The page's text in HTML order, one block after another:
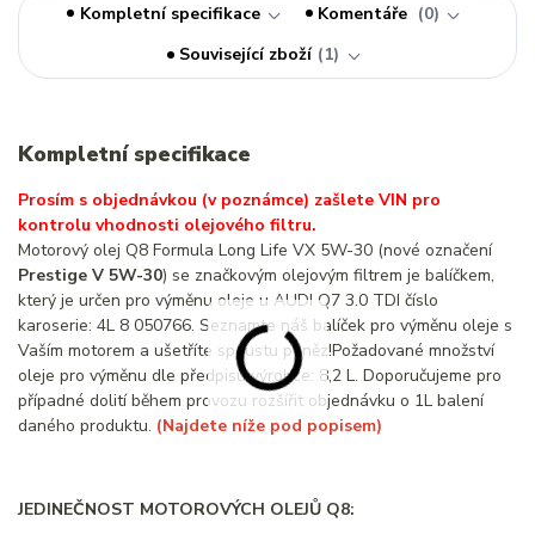
Kompletní specifikace Komentáře
0
Související zboží
1
Kompletní specifikace
Prosím s objednávkou (v poznámce) zašlete VIN pro
kontrolu vhodnosti olejového filtru.
Motorový olej Q8 Formula Long Life VX 5W-30 (nové označení
Prestige V 5W-30) se značkovým olejovým filtrem je balíčkem,
který je určen pro výměnu oleje u AUDI Q7 3.0 TDI číslo
karoserie: 4L 8 050766. Seznamte náš balíček pro výměnu oleje s
Vaším motorem a ušetříte spoustu peněz!Požadované množství
oleje pro výměnu dle předpisu výrobce: 8,2 L. Doporučujeme pro
případné dolití během provozu rozšířit objednávku o 1L balení
daného produktu. (Najdete níže pod popisem)
JEDINEČNOST MOTOROVÝCH OLEJŮ Q8: